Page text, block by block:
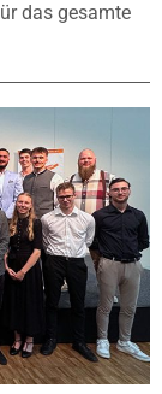
das gesamte